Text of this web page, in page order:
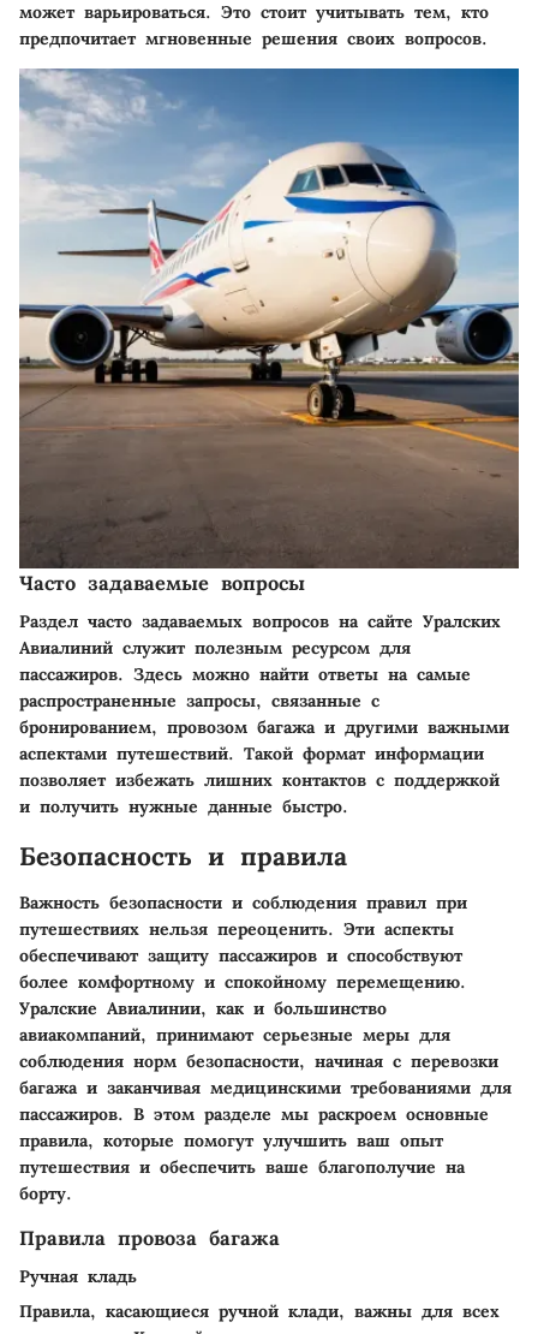
может варьироваться. Это стоит учитывать тем, кто
предпочитает мгновенные решения своих вопросов.
Часто задаваемые вопросы
Раздел часто задаваемых вопросов на сайте Уралских
Авиалиний служит полезным ресурсом для
пассажиров. Здесь можно найти ответы на самые
распространенные запросы, связанные с
бронированием, провозом багажа и другими важными
аспектами путешествий. Такой формат информации
позволяет избежать лишних контактов с поддержкой
и получить нужные данные быстро.
Безопасность и правила
Важность безопасности и соблюдения правил при
путешествиях нельзя переоценить. Эти аспекты
обеспечивают защиту пассажиров и способствуют
более комфортному и спокойному перемещению.
Уралские Авиалинии, как и большинство
авиакомпаний, принимают серьезные меры для
соблюдения норм безопасности, начиная с перевозки
багажа и заканчивая медицинскими требованиями для
пассажиров. В этом разделе мы раскроем основные
правила, которые помогут улучшить ваш опыт
путешествия и обеспечить ваше благополучие на
борту.
Правила провоза багажа
Ручная кладь
Правила, касающиеся ручной клади, важны для всех